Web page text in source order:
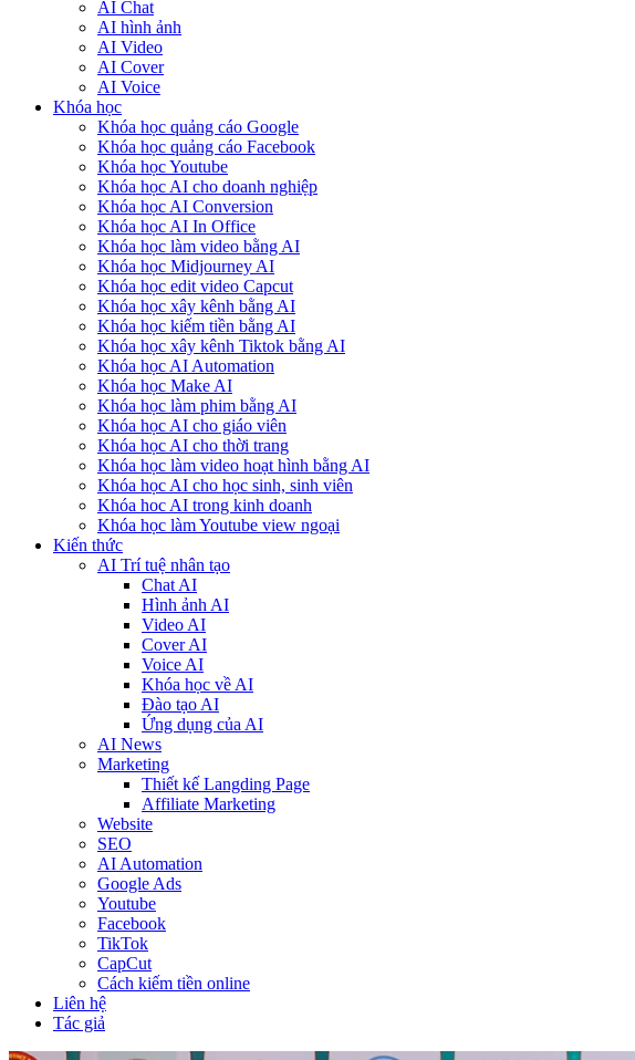
AI Chat
AI hình ảnh
AI Video
AI Cover
AI Voice
Khóa học
Khóa học quảng cáo Google
Khóa học quảng cáo Facebook
Khóa học Youtube
Khóa học AI cho doanh nghiệp
Khóa học AI Conversion
Khóa học AI In Office
Khóa học làm video bằng AI
Khóa học Midjourney AI
Khóa học edit video Capcut
Khóa học xây kênh bằng AI
Khóa học kiếm tiền bằng AI
Khóa học xây kênh Tiktok bằng AI
Khóa học AI Automation
Khóa học Make AI
Khóa học làm phim bằng AI
Khóa học AI cho giáo viên
Khóa học AI cho thời trang
Khóa học làm video hoạt hình bằng AI
Khóa học AI cho học sinh, sinh viên
Khóa hoc AI trong kinh doanh
Khóa học làm Youtube view ngoại
Kiến thức
AI Trí tuệ nhân tạo
Chat AI
Hình ảnh AI
Video AI
Cover AI
Voice AI
Khóa học về AI
Đào tạo AI
Ứng dụng của AI
AI News
Marketing
Thiết kế Langding Page
Affiliate Marketing
Website
SEO
AI Automation
Google Ads
Youtube
Facebook
TikTok
CapCut
Cách kiếm tiền online
Liên hệ
Tác giả